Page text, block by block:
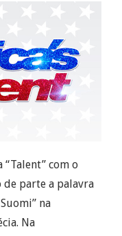
com o
parte a palavra
na
Na